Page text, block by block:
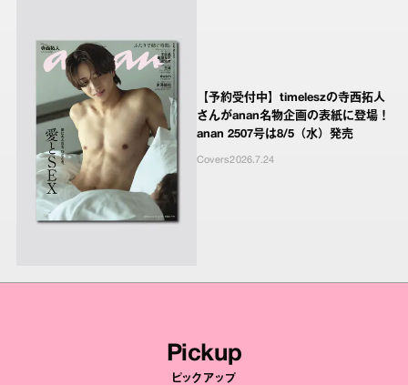
【予約受付中】timeleszの寺西拓人
さんがanan名物企画の表紙に登場！
anan 2507号は8/5（水）発売
Covers2026.7.24
Pickup
ピックアップ